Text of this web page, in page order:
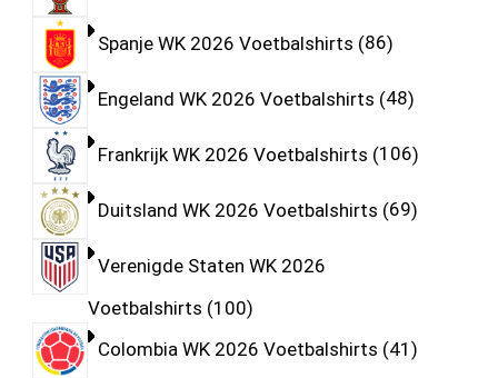
Spanje WK 2026 Voetbalshirts 86
Engeland WK 2026 Voetbalshirts 48
Frankrijk WK 2026 Voetbalshirts 106
Duitsland WK 2026 Voetbalshirts 69
Verenigde Staten WK 2026
Voetbalshirts 100
Colombia WK 2026 Voetbalshirts 41